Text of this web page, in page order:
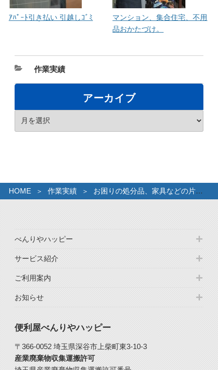
ｱﾊﾟｰﾄ引き払い 引越しｺﾞﾐ
マンション、集合住宅、不用
品おかたづけ。
カ
テ
ー
作業実績
アーカイブ
HOME 作業実績 お困りの処分品、家具などの片付けと引取り。
べんりやハッピー
サービス紹介
ご利用案内
お知らせ
便利屋べんりやハッピー
〒366-0052 埼玉県深谷市上柴町東3-10-3
産業廃棄物収集運搬許可